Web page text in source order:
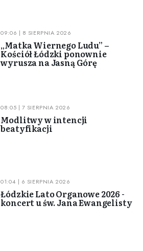
09:06 | 8 SIERPNIA 2026
„Matka Wiernego Ludu” –
Kościół Łódzki ponownie
wyrusza na Jasną Górę
08:05 | 7 SIERPNIA 2026
Modlitwy w intencji
beatyfikacji
01:04 | 6 SIERPNIA 2026
Łódzkie Lato Organowe 2026 -
koncert u św. Jana Ewangelisty